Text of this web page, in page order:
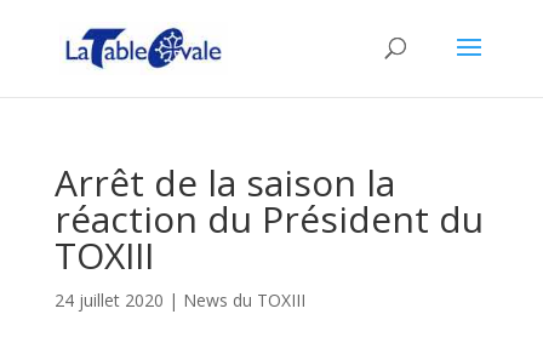
Arrêt de la saison la
réaction du Président du
TOXIII
24 juillet 2020 | News du TOXIII